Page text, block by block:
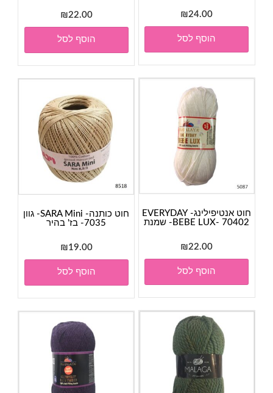
₪24.00
הוסף לסל
₪22.00
הוסף לסל
חוט אנטיפילינג- EVERYDAY
BEBE LUX- 70402- שמנת
₪22.00
הוסף לסל
חוט כותנה- SARA Mini- גוון
7035- בז' בהיר
₪19.00
הוסף לסל